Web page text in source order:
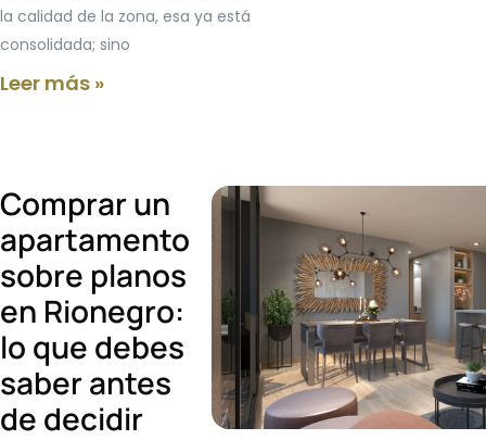
la calidad de la zona, esa ya está
consolidada; sino
Leer más »
Comprar un
apartamento
sobre planos
en Rionegro:
lo que debes
saber antes
de decidir